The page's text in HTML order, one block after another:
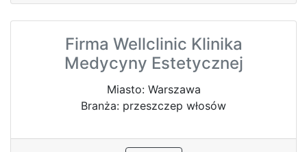
Firma Wellclinic Klinika
Medycyny Estetycznej
Miasto: Warszawa
Branża: przeszczep włosów